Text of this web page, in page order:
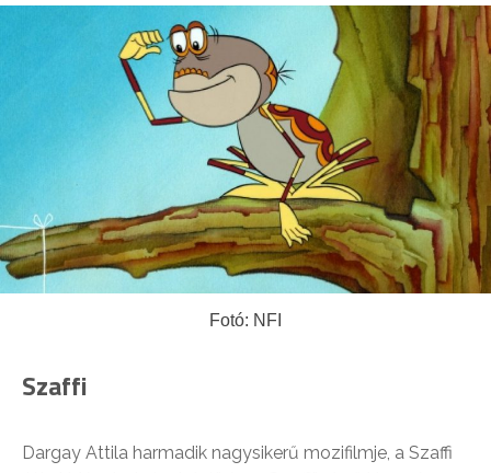
Fotó: NFI
Szaffi
Dargay Attila harmadik nagysikerű mozifilmje, a Szaffi